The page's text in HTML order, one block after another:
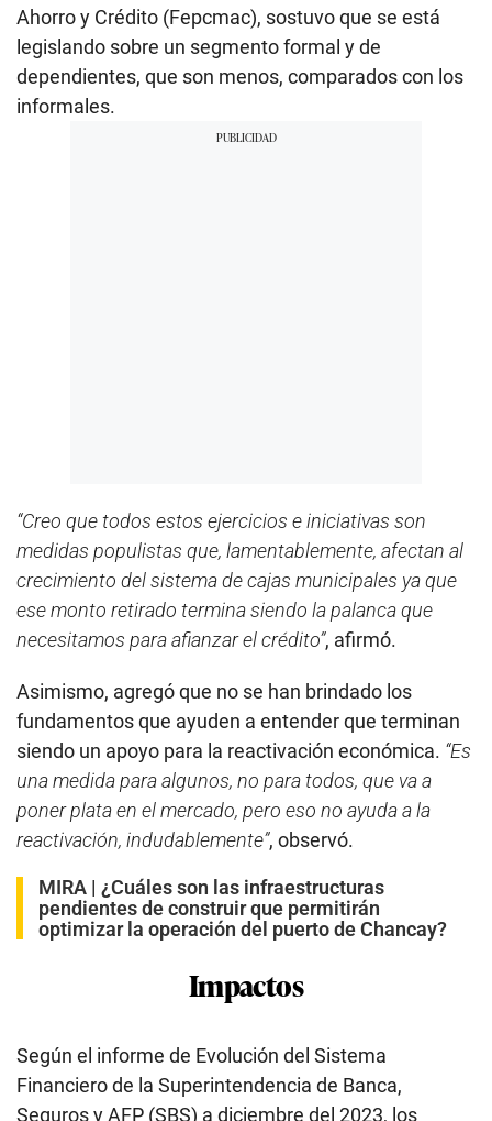
Ahorro y Crédito (Fepcmac), sostuvo que se está
legislando sobre un segmento formal y de
dependientes, que son menos, comparados con los
informales.
“Creo que todos estos ejercicios e iniciativas son
medidas populistas que, lamentablemente, afectan al
crecimiento del sistema de cajas municipales ya que
ese monto retirado termina siendo la palanca que
necesitamos para afianzar el crédito”, afirmó.
Asimismo, agregó que no se han brindado los
fundamentos que ayuden a entender que terminan
siendo un apoyo para la reactivación económica. “Es
una medida para algunos, no para todos, que va a
poner plata en el mercado, pero eso no ayuda a la
reactivación, indudablemente”, observó.
MIRA | ¿Cuáles son las infraestructuras
pendientes de construir que permitirán
optimizar la operación del puerto de Chancay?
Impactos
Según el informe de Evolución del Sistema
Financiero de la Superintendencia de Banca,
Seguros y AFP (SBS) a diciembre del 2023, los